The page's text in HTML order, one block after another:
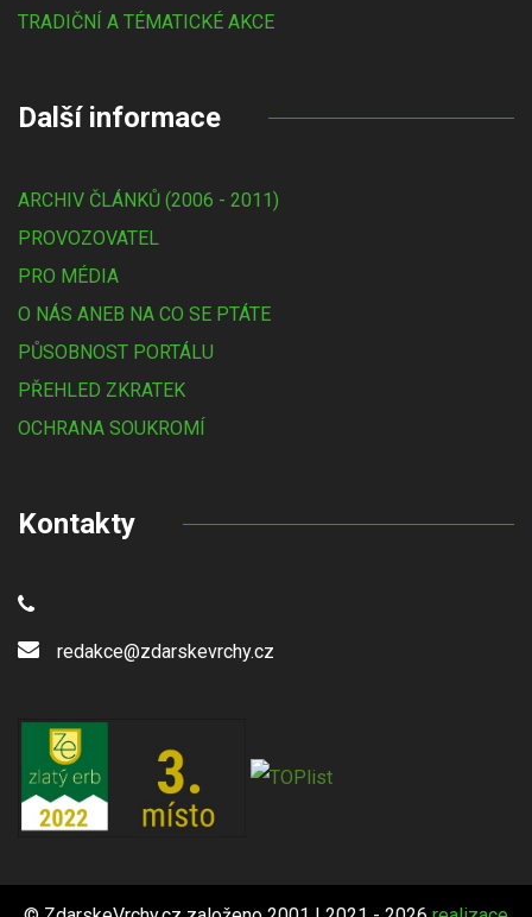
TRADIČNÍ A TÉMATICKÉ AKCE
Další informace
ARCHIV ČLÁNKŮ (2006 - 2011)
PROVOZOVATEL
PRO MÉDIA
O NÁS ANEB NA CO SE PTÁTE
PŮSOBNOST PORTÁLU
PŘEHLED ZKRATEK
OCHRANA SOUKROMÍ
Kontakty
redakce@zdarskevrchy.cz